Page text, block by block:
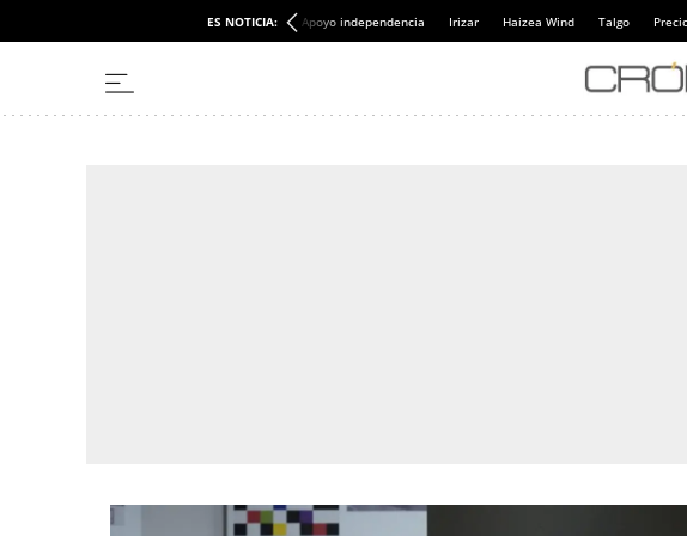
ES NOTICIA: Apoyo independencia Irizar Haizea Wind Talgo